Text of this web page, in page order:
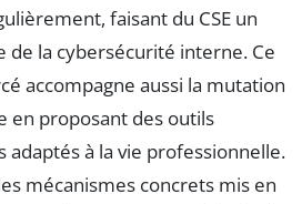
faisant du CSE un
de la cybersécurité interne. Ce
accompagne aussi la mutation
en proposant des outils
adaptés à la vie professionnelle.
mécanismes concrets mis en